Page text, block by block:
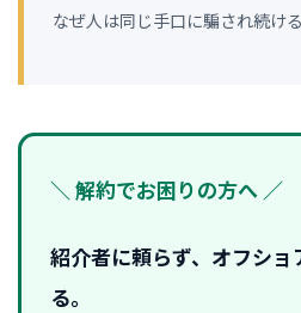
なぜ人は同じ手口に騙され続け
＼ 解約でお困りの方へ ／
紹介者に頼らず、オフショ
る。